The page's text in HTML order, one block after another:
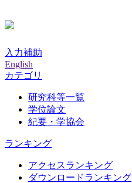
入力補助
English
カテゴリ
研究科等一覧
学位論文
紀要・学協会
ランキング
アクセスランキング
ダウンロードランキング